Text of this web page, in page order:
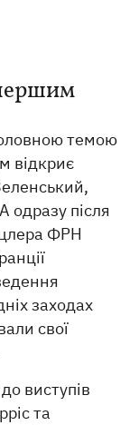
темою
відкриє
одразу після
ФРН
заходах
свої
виступів
та